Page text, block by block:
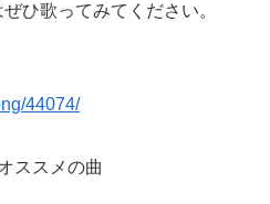
ひ歌ってみてください。
44074/
ススメの曲